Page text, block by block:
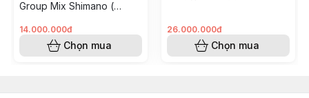
Group Mix Shimano (
14.000.000đ
Chọn mua
26.000.000đ
Chọn mua